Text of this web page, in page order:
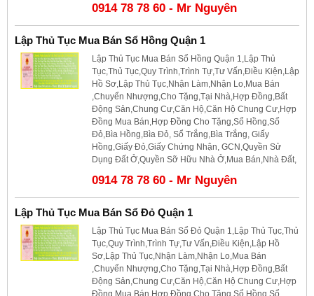
0914 78 78 60 - Mr Nguyên
Lập Thủ Tục Mua Bán Sổ Hồng Quận 1
Lập Thủ Tục Mua Bán Sổ Hồng Quận 1,Lập Thủ
Tục,Thủ Tục,Quy Trình,Trình Tự,Tư Vấn,Điều Kiện,Lập
Hồ Sơ,Lập Thủ Tục,Nhận Làm,Nhận Lo,Mua Bán
,Chuyển Nhượng,Cho Tặng,Tại Nhà,Hợp Đồng,Bất
Động Sản,Chung Cư,Căn Hộ,Căn Hộ Chung Cư,Hợp
Đồng Mua Bán,Hợp Đồng Cho Tặng,Sổ Hồng,Sổ
Đỏ,Bìa Hồng,Bìa Đỏ, Sổ Trắng,Bìa Trắng, Giấy
Hồng,Giấy Đỏ,Giấy Chứng Nhận, GCN,Quyền Sử
Dụng Đất Ở,Quyền Sỡ Hữu Nhà Ở,Mua Bán,Nhà Đất,
0914 78 78 60 - Mr Nguyên
Lập Thủ Tục Mua Bán Sổ Đỏ Quận 1
Lập Thủ Tục Mua Bán Sổ Đỏ Quận 1,Lập Thủ Tục,Thủ
Tục,Quy Trình,Trình Tự,Tư Vấn,Điều Kiện,Lập Hồ
Sơ,Lập Thủ Tục,Nhận Làm,Nhận Lo,Mua Bán
,Chuyển Nhượng,Cho Tặng,Tại Nhà,Hợp Đồng,Bất
Động Sản,Chung Cư,Căn Hộ,Căn Hộ Chung Cư,Hợp
Đồng Mua Bán,Hợp Đồng Cho Tặng,Sổ Hồng,Sổ